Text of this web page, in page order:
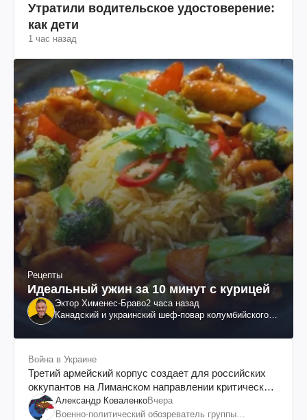
Утратили водительское удостоверение:
как дети
1 час назад
Рецепты
Идеальный ужин за 10 минут с курицей
Эктор Хименес-Браво2 часа назад
Канадский и украинский шеф-повар колумбийского
Война в Украине
Третий армейский корпус создает для российских
оккупантов на Лиманском направлении критический
дискомфорт: как это удалось
Александр КоваленкоВчера
Военно-политический обозреватель группы